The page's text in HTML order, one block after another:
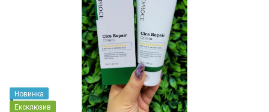
Новинка
Ексклюзив